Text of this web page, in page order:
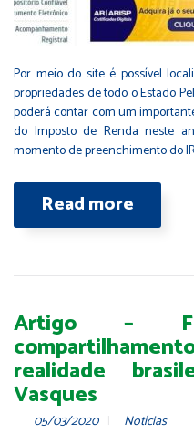
Por meio do site é possível
propriedades de todo o Estado
poderá contar com um
do Imposto de Renda neste
momento de preenchimento do
Read more
Artigo –
realidade
Vasques
05/03/2020 Notícias